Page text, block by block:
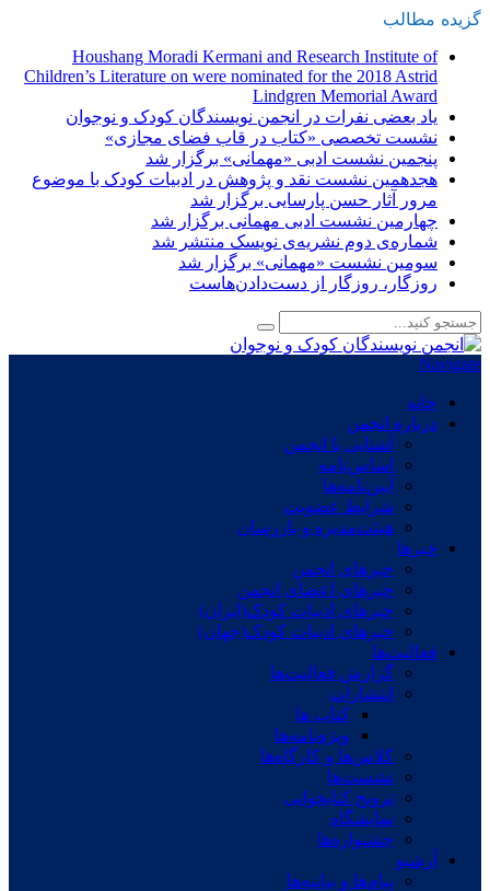
گزیده مطالب
Houshang Moradi Kermani and Research Institute of
Children’s Literature on were nominated for the 2018 Astrid
Lindgren Memorial Award
یاد بعضی نفرات در انجمن نویسندگان کودک و نوجوان
نشست تخصصی «کتاب در قاب فضای مجازی»
پنجمین نشست ادبی «مهمانی» برگزار شد
هجدهمین نشست نقد و پژوهش در ادبیات کودک با موضوع
مرور آثار حسن پارسایی برگزار شد
چهارمین نشست ادبی مهمانی برگزار شد
شماره‌ی دوم نشریه‌ی نویسک منتشر شد
سومین نشست «مهمانی» برگزار شد
روزگار، روزگار از دست‌دادن‌هاست
Navigate
خانه
درباره انجمن
آشنایی با انجمن
اساس‌نامه
آیین‌نامه‌ها
شرایط عضویت
هیئت‌مدیره و بازرسان
خبرها
خبرهای انجمن
خبرهای اعضای انجمن
خبرهای ادبیات کودک(ایران)
خبرهای ادبیات کودک(جهان)
فعالیت‌ها
گزارش فعالیت‌ها
انتشارات
کتاب ها
ویژه‌نامه‌ها
کلاس‌ها و کارگاه‌ها
نشست‌ها
ترویج کتابخوانی
نمایشگاه
جشنواره‌ها
آرشیو
پیام‌ها و بیانیه‌ها